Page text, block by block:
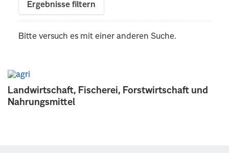
Landwirtschaft, Fischerei, Forstwirtschaft und
Nahrungsmittel
Ergebnisse filtern
Bitte versuch es mit einer anderen Suche.